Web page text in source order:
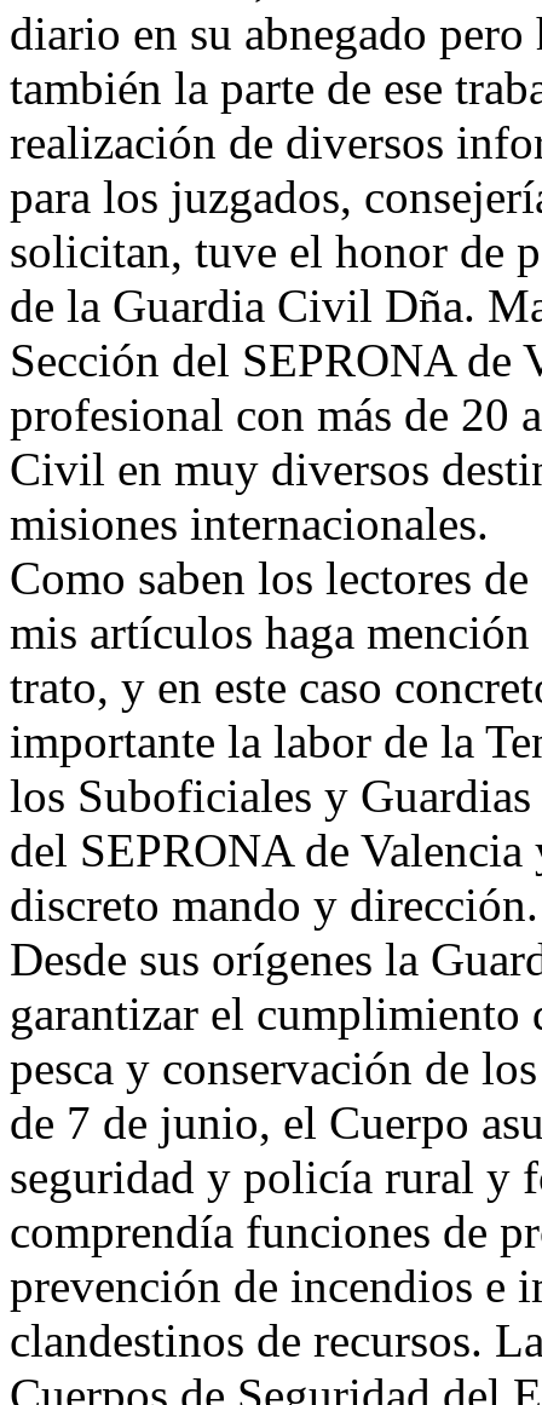
diario en su abnegado
también la parte de ese
realización de diversos
para los juzgados,
solicitan, tuve el honor de
de la Guardia Civil Dña.
Sección del SEPRONA de
profesional con más de 20
Civil en muy diversos
misiones internacionales.
Como saben los lectores
mis artículos haga
trato, y en este caso
importante la labor de la
los Suboficiales y
del SEPRONA de
discreto mando y dirección.
Desde sus orígenes la
garantizar el cumplimiento
pesca y conservación de
de 7 de junio, el Cuerpo
seguridad y policía rural y
comprendía funciones de
prevención de incendios e
clandestinos de recursos.